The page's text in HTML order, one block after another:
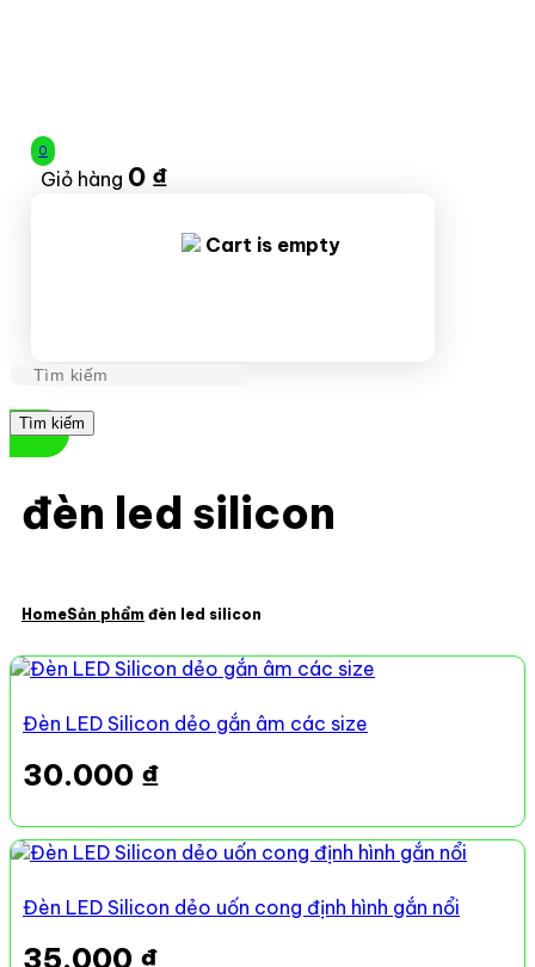
0
Giỏ hàng 0 ₫
Cart is empty
đèn led silicon
HomeSản phẩm đèn led silicon
Đèn LED Silicon dẻo gắn âm các size
30.000 ₫
Đèn LED Silicon dẻo uốn cong định hình gắn nổi
35.000 ₫